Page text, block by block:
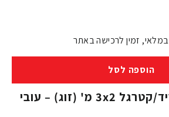
במלאי, זמין לרכישה באתר
הוספה לסל
רשת לשער כדוריד/קטרגל 3x2 מ' (זוג) – עובי